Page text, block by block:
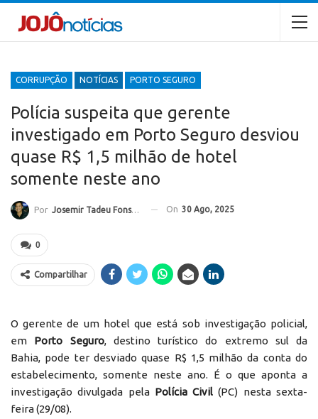
CORRUPÇÃO NOTÍCIAS PORTO SEGURO
Polícia suspeita que gerente
investigado em Porto Seguro desviou
quase R$ 1,5 milhão de hotel
somente neste ano
Por Josemir Tadeu Fonseca On 30 Ago, 2025
0
Compartilhar
O gerente de um hotel que está sob investigação policial,
em Porto Seguro, destino turístico do extremo sul da
Bahia, pode ter desviado quase R$ 1,5 milhão da conta do
estabelecimento, somente neste ano. É o que aponta a
investigação divulgada pela Polícia Civil (PC) nesta sexta-
feira (29/08).